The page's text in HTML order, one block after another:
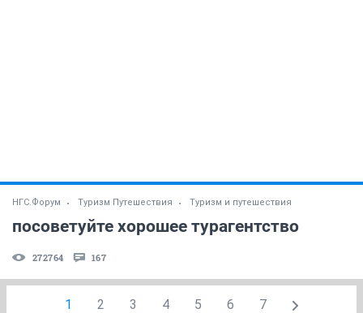
НГС.Форум Туризм Путешествия Туризм и путешествия
посоветуйте хорошее турагентство
272764 167
1 2 3 4 5 6 7